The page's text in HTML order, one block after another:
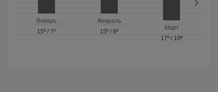
Январь
15º /7º
Февраль
15º / 8º
Март
17º / 10º